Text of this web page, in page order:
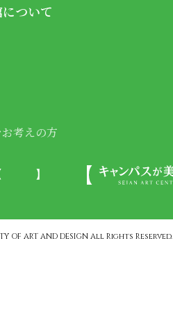
ついて
考えの方
OF ART AND DESIGN All Rights Reserved.